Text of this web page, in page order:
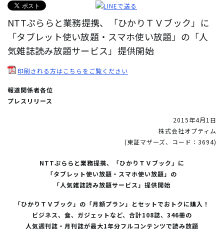
NTTぷららと業務提携、「ひかりＴＶブック」に
「タブレット使い放題・スマホ使い放題」の「人
気雑誌読み放題サービス」提供開始
印刷される方はこちらをご覧ください
報道関係者各位
プレスリリース
2015年4月1日
株式会社オプティム
(東証マザーズ、コード：3694)
NTTぷららと業務提携、「ひかりＴＶブック」に
「タブレット使い放題・スマホ使い放題」の
「人気雑誌読み放題サービス」提供開始
「ひかりＴＶブック」の「月額プラン」とセットでおトクに購入！
ビジネス、食、ガジェットなど、合計108誌、346冊の
人気週刊誌・月刊誌が最大1年分フルコンテンツで読み放題